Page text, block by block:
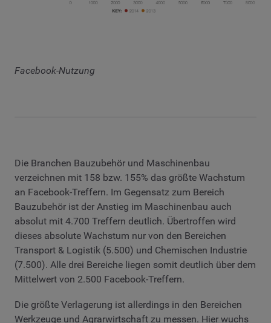
Facebook-Nutzung
Die Branchen Bauzubehör und Maschinenbau
verzeichnen mit 158 bzw. 155% das größte Wachstum
an Facebook-Treffern. Im Gegensatz zum Bereich
Bauzubehör ist der Anstieg im Maschinenbau auch
absolut mit 4.700 Treffern deutlich. Übertroffen wird
dieses absolute Wachstum nur von den Bereichen
Transport & Logistik (5.500) und Chemischen Industrie
(7.500). Alle drei Bereiche liegen somit deutlich über dem
Mittelwert von 2.500 Facebook-Treffern.
Die größte Verlagerung ist allerdings in den Bereichen
Werkzeuge und Agrarwirtschaft zu messen. Hier wuchs